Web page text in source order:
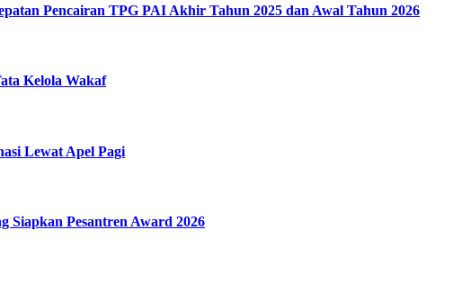
Pencairan TPG PAI Akhir Tahun 2025 dan Awal Tahun 2026
Kelola Wakaf
Lewat Apel Pagi
Siapkan Pesantren Award 2026